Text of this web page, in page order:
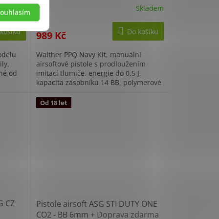
od
hodnocení
produktu
je
z
5
hvězdiček.
Skladem
989 Kč Do košíku
Walther PPQ Navy Kit, manuální
airsoftové pistole s prodloužením
imitací tlumiče, energie do 0,5 J,
kapacita zásobníku 14 BB, polymerové
CZ
Od 18 let
Pistole airsoft ASG STI DUTY ONE
CO2 - BB 6mm + Doprava zdarma